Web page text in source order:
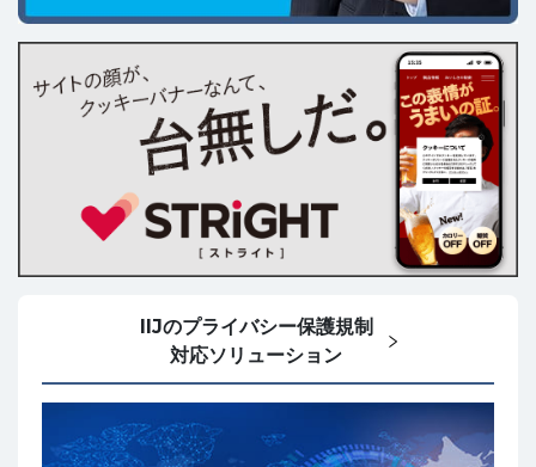
IIJのプライバシー保護規制
対応ソリューション